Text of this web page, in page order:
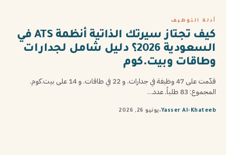
أدلة التوظيف
كيف تجتاز سيرتك الذاتية أنظمة ATS في
السعودية 2026؟ دليل شامل لجدارات
وطاقات وبيت.كوم
قدّمت على 47 وظيفة في جدارات. و 22 في طاقات. و 14 على بيت.كوم.
المجموع: 83 طلباً. عدد…
Yasser Al-Khateeb يونيو 26, 2026